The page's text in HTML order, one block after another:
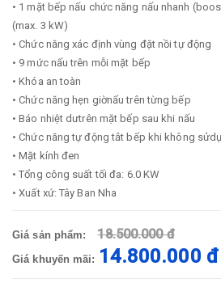
• 1 mặt bếp nấu chức năng nấu nhanh
(max. 3 kW)
• Chức năng xác định vùng đặt nồi tự động
• 9 mức nấu trên mỗi mặt bếp
• Khóa an toàn
• Chức năng hẹn giờnấu trên từng bếp
• Báo nhiệt dưtrên mặt bếp sau khi nấu
• Chức năng tự động tắt bếp khi không
• Mặt kính đen
• Tổng công suất tối đa: 6.0 KW
• Xuất xứ: Tây Ban Nha
Giá sản phẩm: 18.500.000 đ
Giá khuyến mãi: 14.800.000 đ